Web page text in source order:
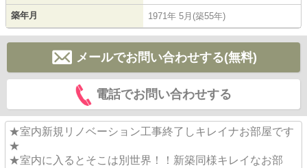
築年月 1971年 5月(築55年)
メールでお問い合わせする(無料)
電話でお問い合わせする
★室内新規リノベーション工事終了しキレイナお部屋です
★
★室内に入るとそこは別世界！！新築同様キレイなお部